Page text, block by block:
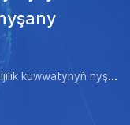
kuwwatynyň nyşany